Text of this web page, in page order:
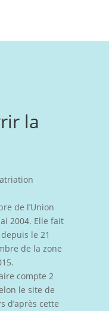
la
de l’Union
2004. Elle fait
le 21
de la zone
compte 2
le site de
d’après cette